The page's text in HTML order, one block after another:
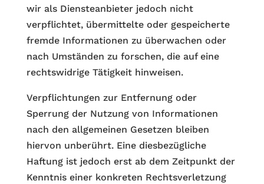
wir als Diensteanbieter jedoch nicht
verpflichtet, übermittelte oder gespeicherte
fremde Informationen zu überwachen oder
nach Umständen zu forschen, die auf eine
rechtswidrige Tätigkeit hinweisen.
Verpflichtungen zur Entfernung oder
Sperrung der Nutzung von Informationen
nach den allgemeinen Gesetzen bleiben
hiervon unberührt. Eine diesbezügliche
Haftung ist jedoch erst ab dem Zeitpunkt der
Kenntnis einer konkreten Rechtsverletzung